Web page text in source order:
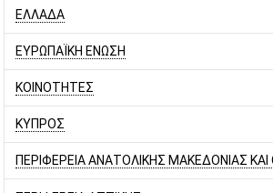
ΕΛΛΑΔΑ
ΕΥΡΩΠΑΪΚΗ ΕΝΩΣΗ
ΚΟΙΝΟΤΗΤΕΣ
ΚΥΠΡΟΣ
ΠΕΡΙΦΕΡΕΙΑ ΑΝΑΤΟΛΙΚΗΣ ΜΑΚΕΔΟΝΙΑΣ